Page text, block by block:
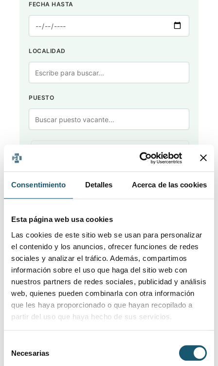
Consentimiento Detalles Acerca de las cookies
Esta página web usa cookies
Las cookies de este sitio web se usan para personalizar
el contenido y los anuncios, ofrecer funciones de redes
sociales y analizar el tráfico. Además, compartimos
información sobre el uso que haga del sitio web con
nuestros partners de redes sociales, publicidad y análisis
web, quienes pueden combinarla con otra información
que les haya proporcionado o que hayan recopilado a
partir del uso que haya hecho de sus servicios.
Necesarias
FECHA HASTA
LOCALIDAD
PUESTO
Filtrar
Publicado ▼ Localidad
No se encontraron resultados
No hay ofertas de empleo que coincidan con
los filtros aplicados.